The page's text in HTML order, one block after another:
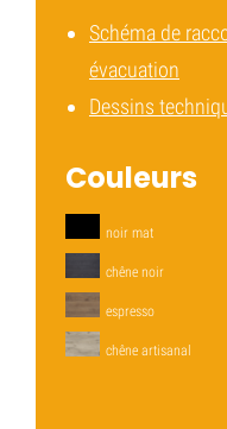
Schéma de
évacuation
Dessins
Couleurs
noir mat
chêne noir
espresso
chêne artisanal